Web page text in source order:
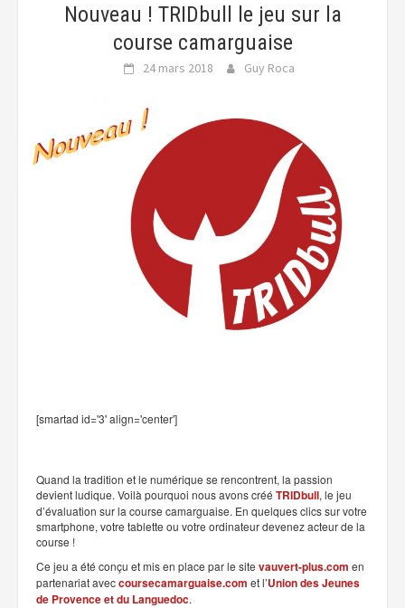
Nouveau ! TRIDbull le jeu sur la
course camarguaise
24 mars 2018 Guy Roca
[smartad id='3' align='center']
Quand la tradition et le numérique se rencontrent, la passion
devient ludique. Voilà pourquoi nous avons créé TRIDbull, le jeu
d’évaluation sur la course camarguaise. En quelques clics sur votre
smartphone, votre tablette ou votre ordinateur devenez acteur de la
course !
Ce jeu a été conçu et mis en place par le site vauvert-plus.com en
partenariat aveccoursecamarguaise.com et l’Union des Jeunes
de Provence et du Languedoc.